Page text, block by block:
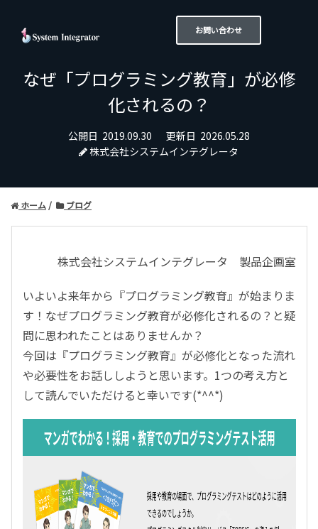
お問い合わせ
なぜ「プログラミング教育」が必修
化されるの？
公開日 2019.09.30 更新日 2026.05.28
株式会社システムインテグレータ
ホーム ブログ
株式会社システムインテグレータ 製品企画室
いよいよ来年から『プログラミング教育』が始まりま
す！なぜプログラミング教育が必修化されるの？と疑
問に思われたことはありませんか？
今回は『プログラミング教育』が必修化となった流れ
や必要性をお話ししようと思います。1つの考え方と
して読んでいただけると幸いです(*^^*)